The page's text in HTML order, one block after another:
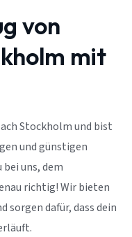
von
mit
Stockholm und bist
und günstigen
bei uns, dem
richtig! Wir bieten
dafür, dass dein